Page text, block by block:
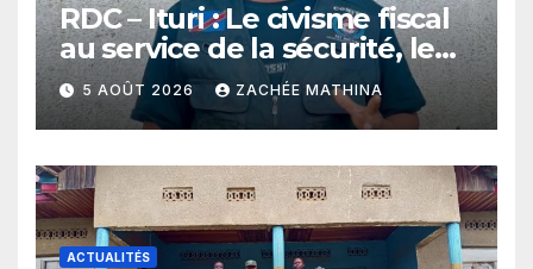
RDC – Ituri : Le civisme fiscal
au service de la sécurité, le
plaidoyer fort du jeune
leader Dieume Mutumwa à
Mambasa
5 AOÛT 2026 ZACHÉE MATHINA
ACTUALITÉS